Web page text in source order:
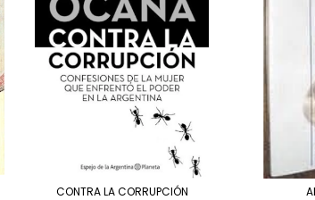
CONTRA LA CORRUPCIÓN